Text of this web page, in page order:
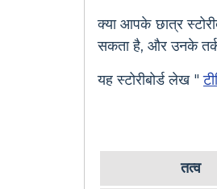
क्या आपके छात्र
सकता है, और उनके
यह स्टोरीबोर्ड लेख "
तत्व